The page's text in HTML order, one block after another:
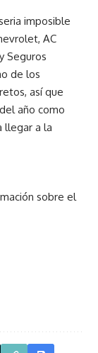
imposible
AC
Seguros
de los
así que
año como
llegar a la
sobre el